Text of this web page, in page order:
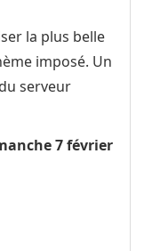
la plus belle
imposé. Un
serveur
7 février